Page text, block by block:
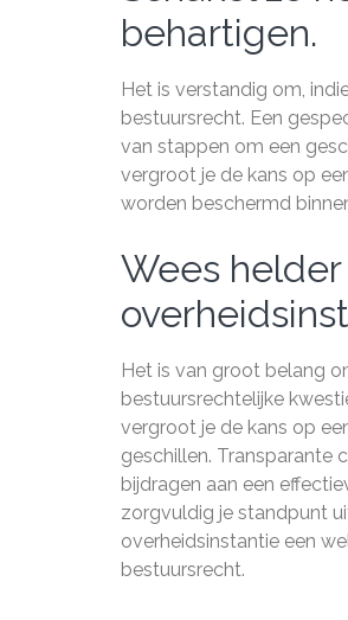
behartigen.
Het is verstandig om,
bestuursrecht. Een
van stappen om een
vergroot je de kans op
worden beschermd
Wees
Het is van groot belang
bestuursrechtelijke
vergroot je de kans op
geschillen. Transparante
bijdragen aan een
zorgvuldig je standpunt
overheidsinstantie een
bestuursrecht.